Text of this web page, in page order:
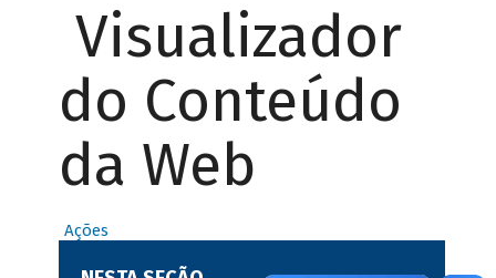
Visualizador
do Conteúdo
da Web
Ações